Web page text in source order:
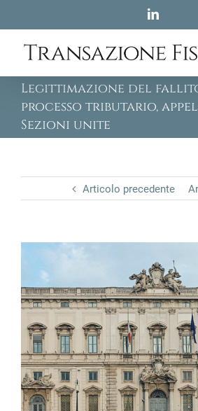
content
LinkedIn
Legittimazione del
processo tributario,
Sezioni unite
Articolo precedente
View
Larger
Image